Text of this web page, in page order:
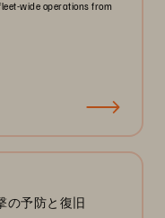
wide operations from
の予防と復旧